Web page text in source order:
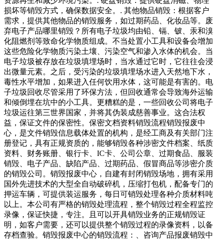
损坏等销毁方式，确保数据安全。. 其他物品销毁：根据客户
需求，提供其他物品的销毁服务，如过期药品、化妆品等。废
弃电子产品哪里销毁？所有电子垃圾均由铅、镉、铍、汞和溴
化阻燃剂等致命化学物质组成。不当处置小工具和设备会增加
这些危险化学物质污染土壤、污染空气和渗入水体的机会。当
电子垃圾被存放在垃圾填埋场时，当水通过它时，它往往会浸
出微量元素。之后，受污染的垃圾填埋场水进入天然地下水，
毒性水平增加，如果进入任何饮用水体，这可能是有害的。电
子垃圾回收尽管采用了环保方法，但回收通常会导致海外运输
和倾倒埋在坑中的小工具。更糟糕的是，一些回收公司将电子
垃圾运往第三世界国家，并将其伪装成慈善事业。这合法权
益，保证文件的保密性。保密文档资料销毁流程销毁报废中
心，是文件销毁信息载体处置的机构，是经工商及有关部门注
册登记，具有正规资质的，能够销毁各种涉密文件档案、纸质
资料、财务账册、银行卡、IC卡、公司公章、过期食品、服装
销毁、电子产品、缺陷产品、过期药品、假冒商品等涉密介质
的销毁公司。销毁报废中心，自建有封闭销毁场地，拥有采用
国外先进技术的大型全自动破碎机，压缩打包机，配备专门的
押运车辆，可提供装运服务，每日可销毁处理各种介质材料吨
以上。本公司有严格的销毁处理流程，整个销毁过程全程监控
录像，保证快捷，专注。且可以开具销毁业务的正规销毁证
明，如客户需要，还可以提供整个销毁过程的录像资料，以备
存档查验。销毁报废中心的销毁流程：、咨询产品报废销毁中